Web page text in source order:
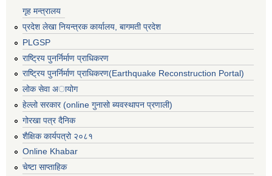
गृह मन्त्रालय
प्रदेश लेखा नियन्त्रक कार्यालय, बागमती प्रदेश
PLGSP
राष्ट्रिय पुनर्निर्माण प्राधिकरण
राष्ट्रिय पुनर्निर्माण प्राधिकरण(Earthquake Reconstruction Portal)
लोक सेवा अायोग
हेल्लो सरकार (online गुनासो ब्यवस्थापन प्रणाली)
गोरखा पत्र दैनिक
शैक्षिक कार्यपत्रो २०८१
Online Khabar
चेष्टा साप्ताहिक